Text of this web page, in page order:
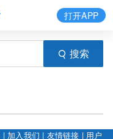
搜索
打开APP
| 加入我们 | 友情链接 | 用户